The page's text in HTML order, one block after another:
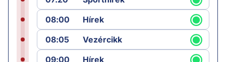
08:00
Hírek
08:05
Vezércikk
09:00
Hírek